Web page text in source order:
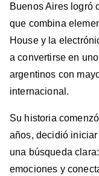
Buenos Aires logró
que combina
House y la
a convertirse en
argentinos con
internacional.
Su historia
años, decidió
una búsqueda
emociones y